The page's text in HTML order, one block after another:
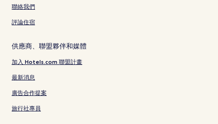
聯絡我們
評論住宿
供應商、聯盟夥伴和媒體
加入 Hotels.com 聯盟計畫
最新消息
廣告合作提案
旅行社專員